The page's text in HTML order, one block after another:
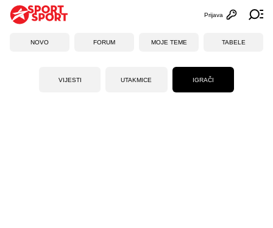
Otvori
Prijava
NOVO FORUM MOJE TEME TABELE
VIJESTI UTAKMICE IGRAČI